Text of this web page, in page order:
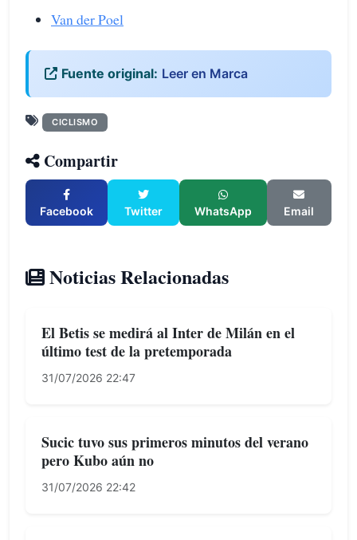
Van der Poel
Fuente original: Leer en Marca
CICLISMO
Compartir
Facebook Twitter WhatsApp Email
Noticias Relacionadas
El Betis se medirá al Inter de Milán en el
último test de la pretemporada
31/07/2026 22:47
Sucic tuvo sus primeros minutos del verano
pero Kubo aún no
31/07/2026 22:42